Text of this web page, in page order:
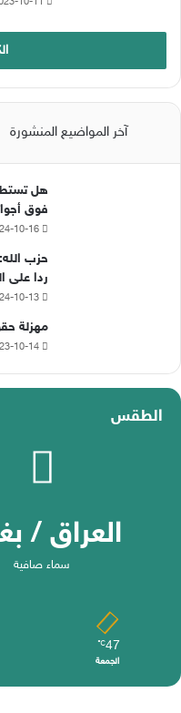
آخر المواضيع المنشورة
هل
فوق
10-16
حزب
ردا على
10-13
مهزلة
10-14
الطقس
العراق /
سماء صافية
47
℃
الجمعة